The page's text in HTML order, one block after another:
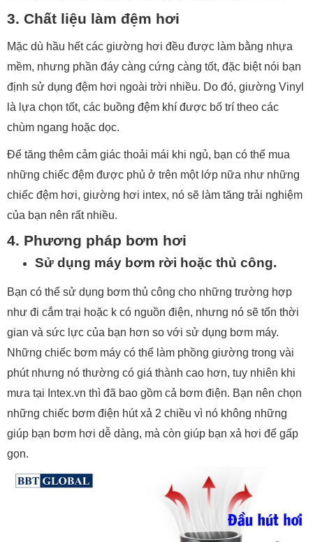
3. Chất liệu làm đệm hơi
Mặc dù hầu hết các giường hơi đều được làm bằng nhựa
mềm, nhưng phần đáy càng cứng càng tốt, đặc biệt nói bạn
định sử dụng đệm hơi ngoài trời nhiều. Do đó, giường Vinyl
là lựa chọn tốt, các buồng đệm khí được bố trí theo các
chùm ngang hoặc dọc.
Để tăng thêm cảm giác thoải mái khi ngủ, bạn có thể mua
những chiếc đệm được phủ ở trên một lớp nữa như những
chiếc đệm hơi, giường hơi intex, nó sẽ làm tăng trải nghiệm
của bạn nên rất nhiều.
4. Phương pháp bơm hơi
Sử dụng máy bơm rời hoặc thủ công.
Bạn có thể sử dụng bơm thủ công cho những trường hợp
như đi cắm trại hoặc k có nguồn điện, nhưng nó sẽ tốn thời
gian và sức lực của bạn hơn so với sử dụng bơm máy.
Những chiếc bơm máy có thể làm phồng giường trong vài
phút nhưng nó thường có giá thành cao hơn, tuy nhiên khi
mưa tại Intex.vn thì đã bao gồm cả bơm điện. Bạn nên chọn
những chiếc bơm điện hút xả 2 chiều vì nó không những
giúp bạn bơm hơi dễ dàng, mà còn giúp bạn xả hơi để gấp
gọn.